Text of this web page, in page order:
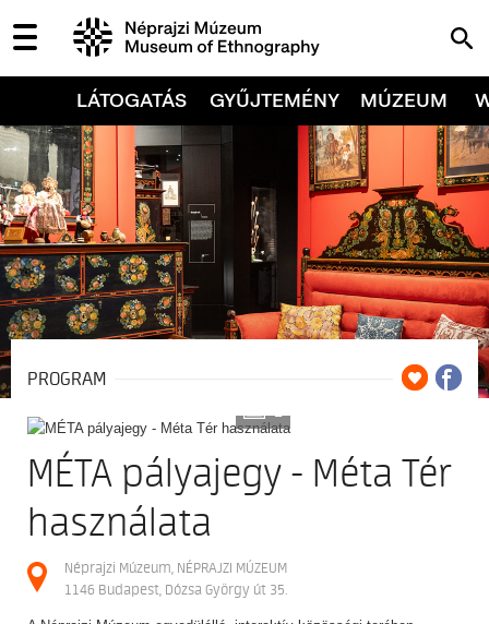
LÁTOGATÁS GYŰJTEMÉNY MÚZEUM
PROGRAM
2
MÉTA pályajegy - Méta Tér
használata
Néprajzi Múzeum, NÉPRAJZI MÚZEUM
1146 Budapest, Dózsa György út 35.